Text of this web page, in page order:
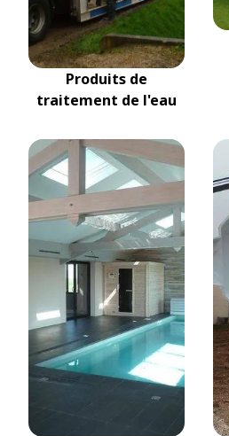
Produits de
traitement de l'eau